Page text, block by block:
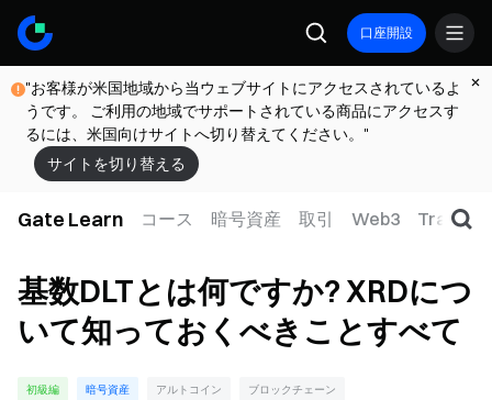
口座開設
"お客様が米国地域から当ウェブサイトにアクセスされているよ
うです。 ご利用の地域でサポートされている商品にアクセスす
るには、米国向けサイトへ切り替えてください。"
サイトを切り替える
Gate Learn コース 暗号資産 取引 Web3 TradFi
基数DLTとは何ですか? XRDにつ
いて知っておくべきことすべて
初級編 暗号資産 アルトコイン ブロックチェーン